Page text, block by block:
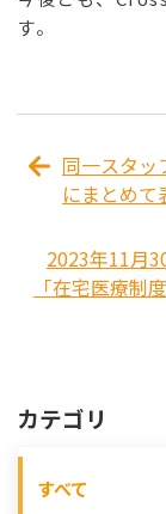
す。
同一スタッ
にまとめて
2023年11月
「在宅医療
カテゴリ
すべて